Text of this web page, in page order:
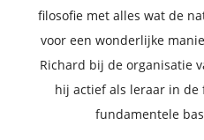
filosofie met alles wat de
voor een wonderlijke
Richard bij de organisatie
hij actief als leraar in de
fundamentele